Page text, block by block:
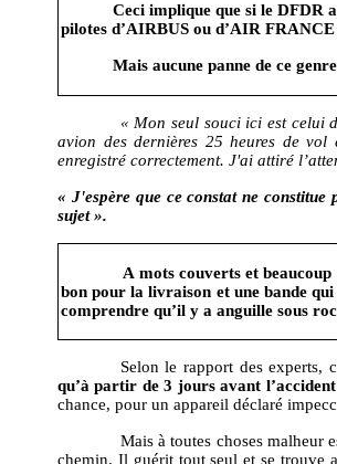
Ceci implique que si le DFDR
pilotes d’AIRBUS ou d’AIR
Mais aucune panne de ce
« Mon seul souci ici est celui
avion des dernières 25 heures de vol
enregistré correctement. J'ai attiré
« J'espère que ce constat ne
sujet ».
A mots couverts et
bon pour la livraison et une bande
comprendre qu’il y a anguille sous
Selon le rapport des experts,
qu’à partir de 3 jours avant
chance, pour un appareil déclaré
Mais à toutes choses malheur
chemin. Il guérit tout seul et se trouve